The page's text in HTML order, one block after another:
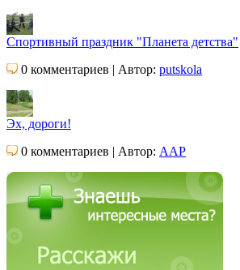
Спортивный праздник "Планета детства"
0 комментариев | Автор: putskola
Эх, дороги!
0 комментариев | Автор: AAP